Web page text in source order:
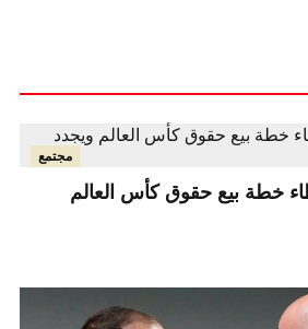
مجتمع
خطة بيع حقوق كأس العالم